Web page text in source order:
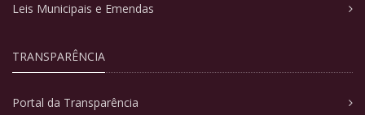
Leis Municipais e Emendas
TRANSPARÊNCIA
Portal da Transparência